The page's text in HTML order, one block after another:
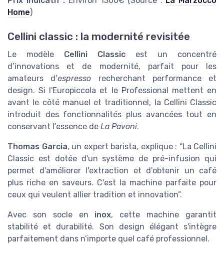
Home)
Cellini classic : la modernité revisitée
Le modèle Cellini Classic est un concentré
d’innovations et de modernité, parfait pour les
amateurs d’espresso recherchant performance et
design. Si l'Europiccola et le Professional mettent en
avant le côté manuel et traditionnel, la Cellini Classic
introduit des fonctionnalités plus avancées tout en
conservant l’essence de La Pavoni.
Thomas Garcia, un expert barista, explique : “La Cellini
Classic est dotée d'un système de pré-infusion qui
permet d'améliorer l'extraction et d'obtenir un café
plus riche en saveurs. C'est la machine parfaite pour
ceux qui veulent allier tradition et innovation”.
Avec son socle en inox, cette machine garantit
stabilité et durabilité. Son design élégant s'intègre
parfaitement dans n’importe quel café professionnel.